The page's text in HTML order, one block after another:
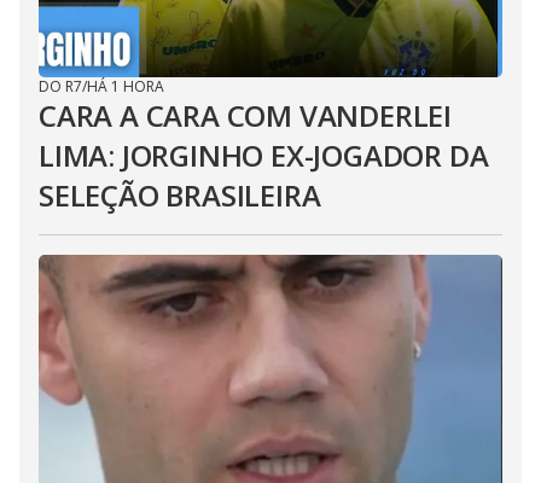
DO R7/HÁ 1 HORA
CARA A CARA COM VANDERLEI
LIMA: JORGINHO EX-JOGADOR DA
SELEÇÃO BRASILEIRA